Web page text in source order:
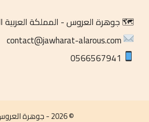
🗺️ جوهرة العروس - المملكة العربية
© 2026 - جوهرة العروس